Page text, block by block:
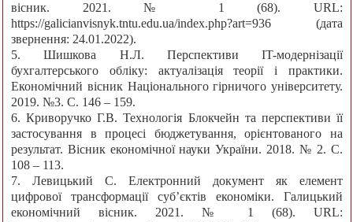
вісник. 2021. № 1 (68). URL:
https://galicianvisnyk.tntu.edu.ua/index.php?art=936 (дата
звернення: 24.01.2022).
5. Шишкова Н.Л. Перспективи IT-модернізації
бухгалтерського обліку: актуалізація теорії і практики.
Економічний вісник Національного гірничого університету.
2019. №3. С. 146 – 159.
6. Криворучко Г.В. Технологія Блокчейн та перспективи її
застосування в процесі бюджетування, орієнтованого на
результат. Вісник економічної науки України. 2018. № 2. С.
108 – 113.
7. Левицький С. Електронний документ як елемент
цифрової трансформації суб’єктів економіки. Галицький
економічний вісник. 2021. № 1 (68). URL: